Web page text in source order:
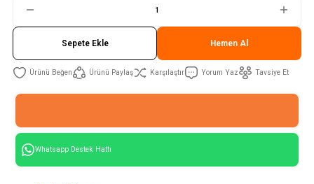
Sepete Ekle Hemen Al
Ürünü Paylaş Karşılaştır Yorum Yaz Tavsiye Et
Whatsapp Destek Hattı